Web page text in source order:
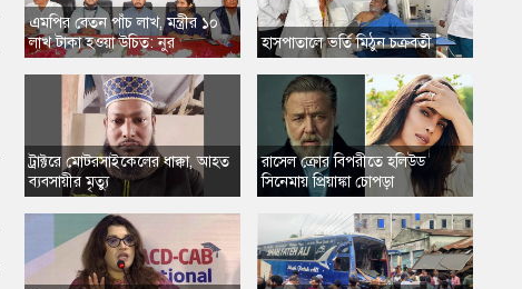
এমপির বেতন পাঁচ লাখ, মন্ত্রীর ১০
লাখ টাকা হওয়া উচিত: নুর
ট্রাক্টরে মোটরসাইকেলের ধাক্কা, আহত
ব্যবসায়ীর মৃত্যু
​হাসপাতালে ভর্তি মিঠুন চক্রবর্তী
​রাসেল ক্রোর বিপরীতে হলিউড
সিনেমায় প্রিয়াঙ্কা চোপড়া